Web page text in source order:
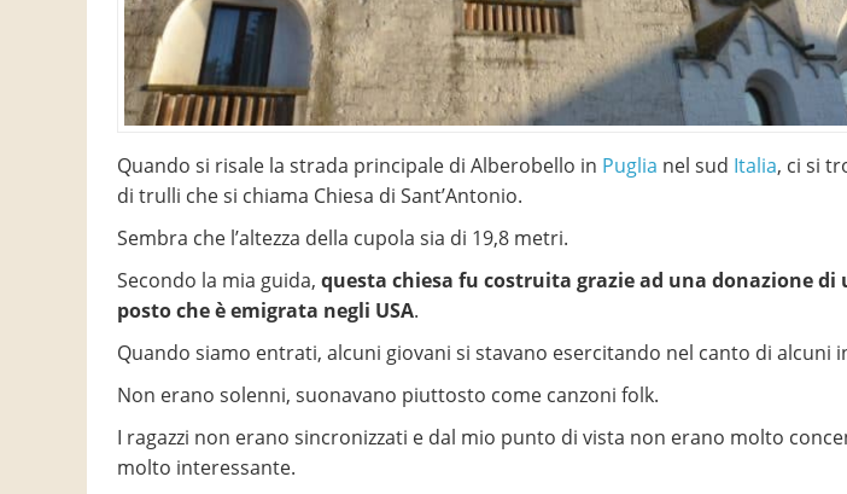
Quando si risale la strada principale di Alberobello in Puglia nel sud Italia, ci si
di trulli che si chiama Chiesa di Sant’Antonio.
Sembra che l’altezza della cupola sia di 19,8 metri.
Secondo la mia guida, questa chiesa fu costruita grazie ad una donazione di
posto che è emigrata negli USA.
Quando siamo entrati, alcuni giovani si stavano esercitando nel canto di alcuni
Non erano solenni, suonavano piuttosto come canzoni folk.
I ragazzi non erano sincronizzati e dal mio punto di vista non erano molto
molto interessante.